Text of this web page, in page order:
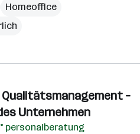
Homeoffice
–
Unternehmen
personalberatung